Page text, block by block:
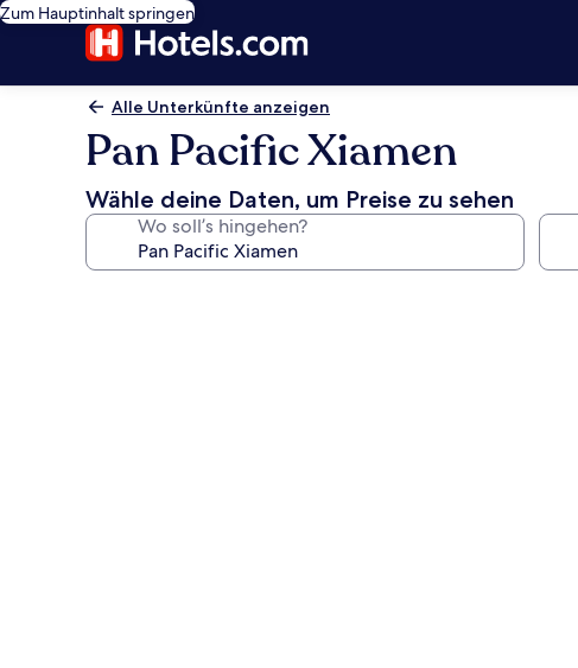
Zum Hauptinhalt springen
Alle Unterkünfte anzeigen
Pan Pacific Xiamen
Wähle deine Daten, um Preise zu sehen
Wo soll’s hingehen?